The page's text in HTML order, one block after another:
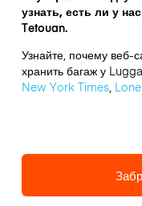
узнать, есть ли у
Tetouan.
Узнайте, почему веб-
хранить багаж у
New York Times,